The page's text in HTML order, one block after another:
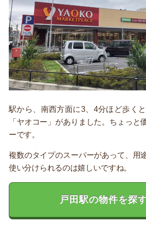
駅から、南西方面に3、4分ほど歩く
「ヤオコー」がありました。ちょっと
ーです。
複数のタイプのスーパーがあって、用
使い分けられるのは嬉しいですね。
戸田駅の物件を探